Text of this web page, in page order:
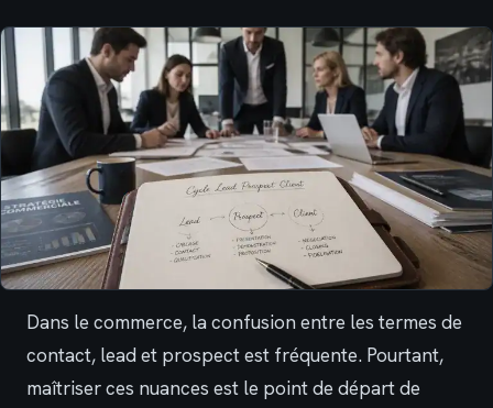
Dans le commerce, la confusion entre les termes de
contact, lead et prospect est fréquente. Pourtant,
maîtriser ces nuances est le point de départ de